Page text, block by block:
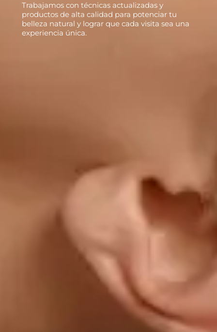
Trabajamos con técnicas actualizadas y
productos de alta calidad para potenciar tu
belleza natural y lograr que cada visita sea una
experiencia única.